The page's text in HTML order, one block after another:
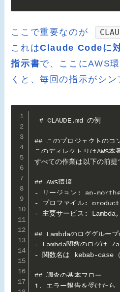
ここで重要なのが
これはClaude Codeに
指示書で、ここにAWS
くと、毎回の指示がシン
# CLAUDE.md の例
## このプロジェクトのコ
このディレクトリはAWS本
すべての作業は以下の前提
## AWS環境
- リージョン: ap-
- プロファイル:
- 主要サービス:
## Lambdaのロググループ
- Lambda関数のログは /
- 関数名は kebab-case
## 調査の基本フロー
1. エラー報告を受けたら